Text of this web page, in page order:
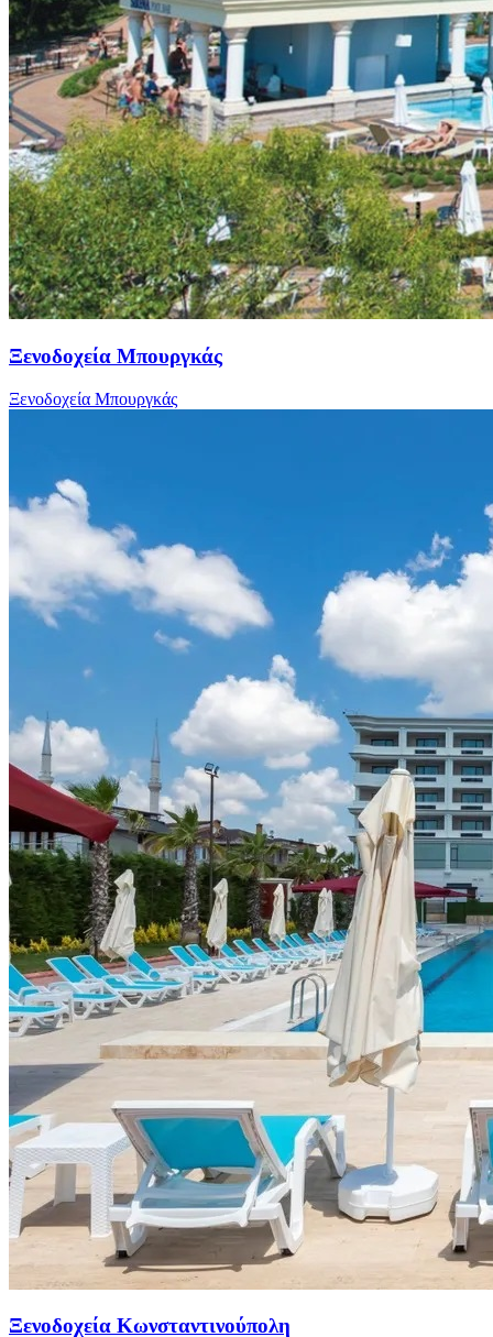
Ξενοδοχεία Μπουργκάς
Ξενοδοχεία Μπουργκάς
Ξενοδοχεία Κωνσταντινούπολη